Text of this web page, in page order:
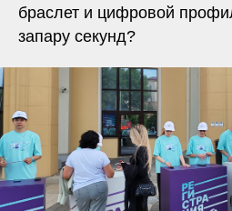
браслет и цифровой
запару секунд?